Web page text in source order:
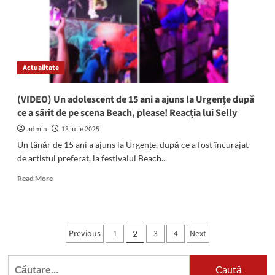
Mangalia,
Costinești,
Pecineaga,
Limanu
și
23
August
Actualitate
(VIDEO) Un adolescent de 15 ani a ajuns la Urgențe după
ce a sărit de pe scena Beach, please! Reacția lui Selly
admin
13 iulie 2025
Un tânăr de 15 ani a ajuns la Urgențe, după ce a fost încurajat
de artistul preferat, la festivalul Beach...
Read MoreRead
adolescent
15
ani
Paginație
articole
Previous 1 2 3 4 Next
Caută